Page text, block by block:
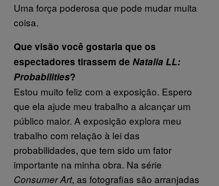
Uma força poderosa que pode mudar muita
coisa.
Que visão você gostaria que os
espectadores tirassem de Natalia LL:
Probabilities?
Estou muito feliz com a exposição. Espero
que ela ajude meu trabalho a alcançar um
público maior. A exposição explora meu
trabalho com relação à lei das
probabilidades, que tem sido um fator
importante na minha obra. Na série
Consumer Art, as fotografias são arranjadas